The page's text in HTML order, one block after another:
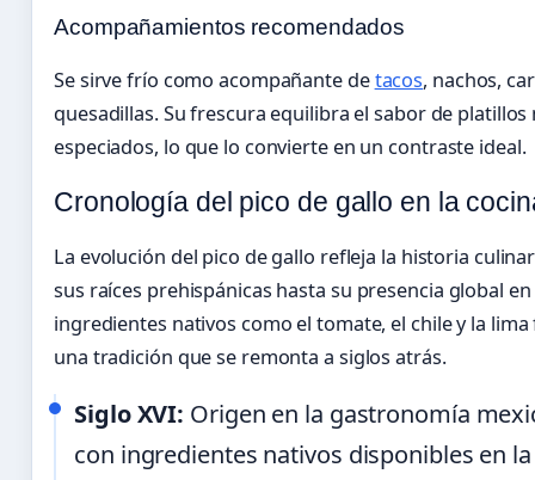
Acompañamientos recomendados
Se sirve frío como acompañante detacos, nachos,
quesadillas. Su frescura equilibra el sabor de platillos
especiados, lo que lo convierte en un contraste ideal.
Cronología del pico de gallo en la
La evolución del pico de gallo refleja la historia
sus raíces prehispánicas hasta su presencia global
ingredientes nativos como el tomate, el chile y la
una tradición que se remonta a siglos atrás.
Siglo XVI: Origen en la gastronomía
con ingredientes nativos disponibles en